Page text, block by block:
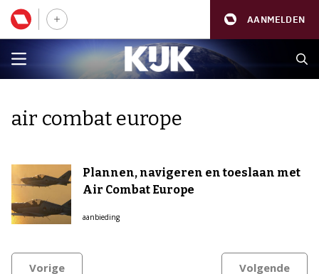
AANMELDEN
air combat europe
Plannen, navigeren en toeslaan met
Air Combat Europe
aanbieding
Vorige Volgende